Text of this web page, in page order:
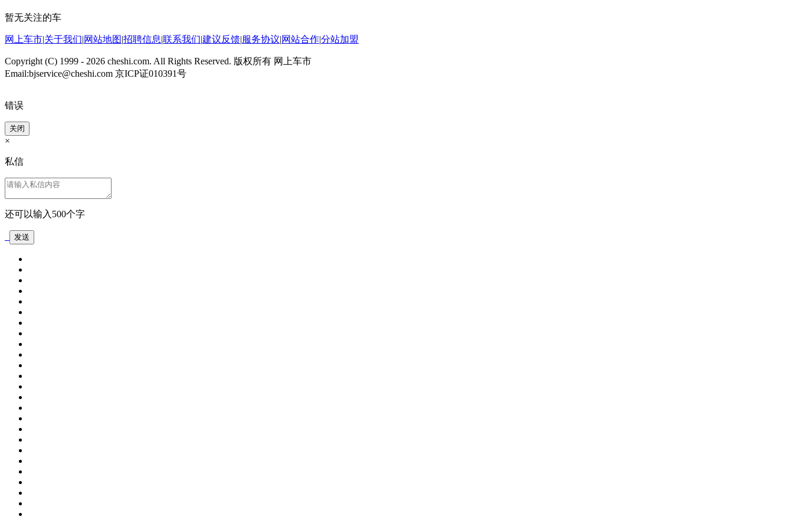
暂无关注的车
网上车市|关于我们|网站地图|招聘信息|联系我们|建议反馈|服务协议|网站合作|分站加盟
Copyright (C) 1999 - 2026 cheshi.com. All Rights Reserved. 版权所有 网上车市
Email:bjservice@cheshi.com 京ICP证010391号
错误
关闭
×
私信
还可以输入 500个字